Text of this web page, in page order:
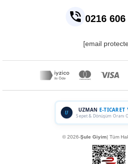
0216 606
[email
U UZMAN E-
Sepet & Dönüşüm Oranı
© 2026-Şule Giyim| Tüm